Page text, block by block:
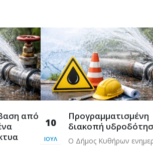
από
10
ΙΟΎΛ
Προγραμματισμένη
διακοπή
Ο Δήμος Κυθήρων